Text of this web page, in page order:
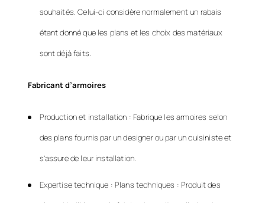
souhaités. Celui-ci considère normalement un rabais
étant donné que les plans et les choix des matériaux
sont déjà faits.
Fabricant d’armoires
Production et installation : Fabrique les armoires selon
des plans fournis par un designer ou par un cuisiniste et
s’assure de leur installation.
Expertise technique : Plans techniques : Produit des